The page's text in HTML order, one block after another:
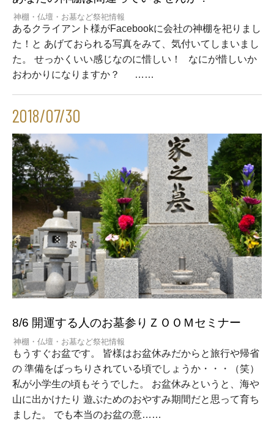
神棚・仏壇・お墓など祭祀情報
あるクライアント様がFacebookに会社の神棚を祀りまし
た！と あげておられる写真をみて、気付いてしまいまし
た。 せっかくいい感じなのに惜しい！ なにが惜しいか
おわかりになりますか？ ……
2018/07/30
8/6 開運する人のお墓参りＺＯＯＭセミナー
神棚・仏壇・お墓など祭祀情報
もうすぐお盆です。 皆様はお盆休みだからと旅行や帰省
の 準備をばっちりされている頃でしょうか・・・（笑）
私が小学生の頃もそうでした。 お盆休みというと、海や
山に出かけたり 遊ぶためのおやすみ期間だと思って育ち
ました。 でも本当のお盆の意……